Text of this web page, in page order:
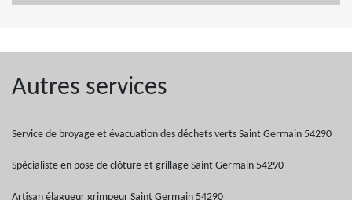
Autres services
Service de broyage et évacuation des déchets verts Saint Germain 54290
Spécialiste en pose de clôture et grillage Saint Germain 54290
Artisan élagueur grimpeur Saint Germain 54290